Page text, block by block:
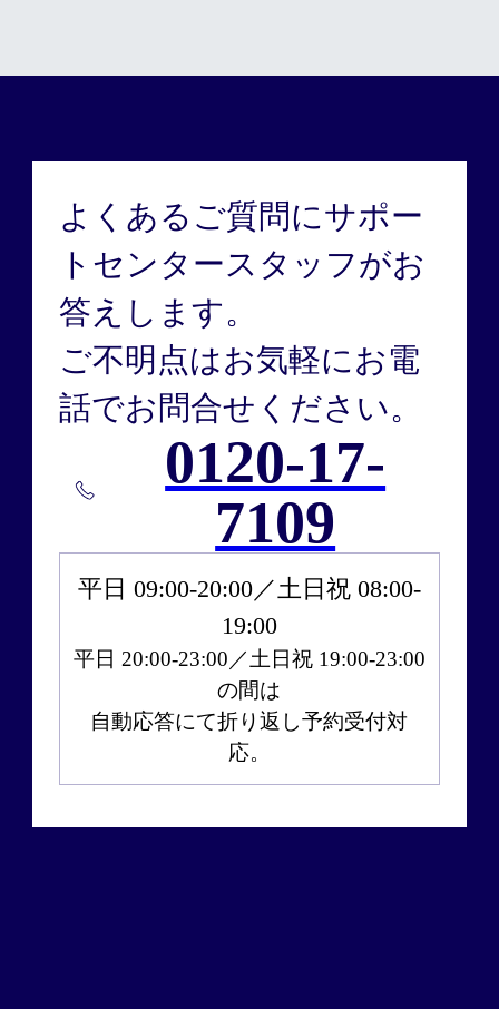
よくあるご質問にサポー
トセンタースタッフがお
答えします。
ご不明点はお気軽にお電
話でお問合せください。
0120-17-
7109
平日 09:00‐20:00／土日祝 08:00‐
19:00
平日 20:00-23:00／土日祝 19:00-23:00
の間は
自動応答にて折り返し予約受付対
応。